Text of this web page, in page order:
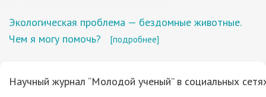
Экологическая проблема — бездомные животные.
Чем я могу помочь?
[подробнее]
Научный журнал “Молодой ученый” в социальных